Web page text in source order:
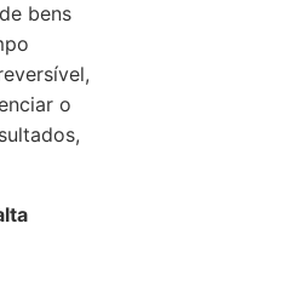
bens
o